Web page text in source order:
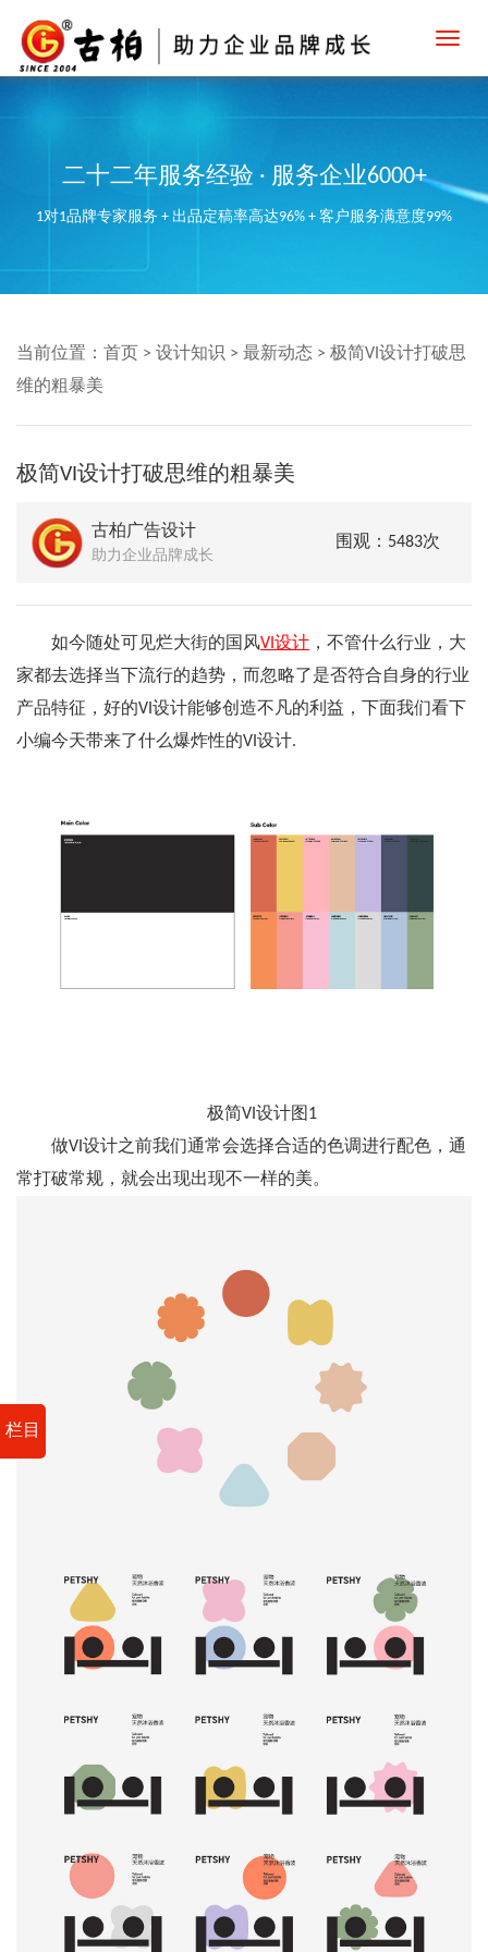
二十二年服务经验 · 服务企业6000+
1对1品牌专家服务 + 出品定稿率高达96% + 客户服务满意度99%
栏目
当前位置： 首页 > 设计知识 > 最新动态 > 极简VI设计打破思
维的粗暴美
极简VI设计打破思维的粗暴美
古柏广告设计
助力企业品牌成长
围观：5483次
如今随处可见烂大街的国风VI设计 ，不管什么行业，大
家都去选择当下流行的趋势，而忽略了是否符合自身的行业
产品特征，好的VI设计能够创造不凡的利益，下面我们看下
小编今天带来了什么爆炸性的VI设计.
极简VI设计图1
做VI设计之前我们通常会选择合适的色调进行配色，通
常打破常规，就会出现出现不一样的美。